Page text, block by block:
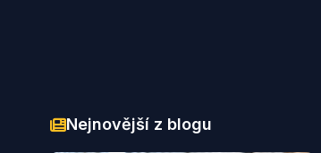
Nejnovější z blogu